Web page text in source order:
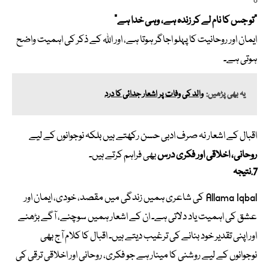
“تو جس کا نام لے کر زندہ ہے، وہی خدا ہے”
ایمان اور روحانیت کا پہلو اجاگر ہوتا ہے، اور اللہ کے ذکر کی اہمیت واضح
ہوتی ہے۔
یہ بھی پڑھیں:والد کی وفات پر اشعار جدائی کا درد
اقبال کے اشعار نہ صرف ادبی حسن رکھتے ہیں بلکہ نوجوانوں کے لیے
روحانی، اخلاقی اور فکری درسبھی فراہم کرتے ہیں۔
7. نتیجہ
Allama Iqbal کی شاعری ہمیں زندگی میں مقصد، خودی، ایمان اور
عشق کی اہمیت یاد دلاتی ہے۔ ان کے اشعار ہمیں سوچنے، آگے بڑھنے
اور اپنی تقدیر خود بنانے کی ترغیب دیتے ہیں۔ اقبال کا کلام آج بھی
نوجوانوں کے لیے روشنی کا مینار ہے جو فکری، روحانی اور اخلاقی ترقی کی